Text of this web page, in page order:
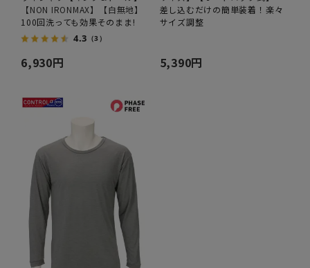
【NON IRONMAX】【白無地】
100回洗っても効果そのまま!
4.3 （3）
6,930円
差し込むだけの簡単装着！楽々
サイズ調整
5,390円